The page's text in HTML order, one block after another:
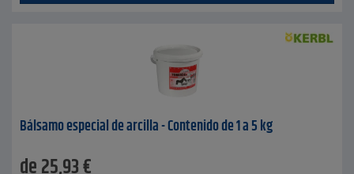
Bálsamo especial de arcilla - Contenido de 1 a 5 kg
de25,93€